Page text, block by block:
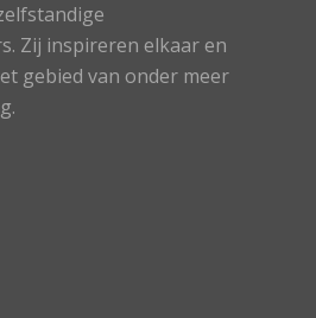
Zij inspireren elkaar en
gebied van onder meer